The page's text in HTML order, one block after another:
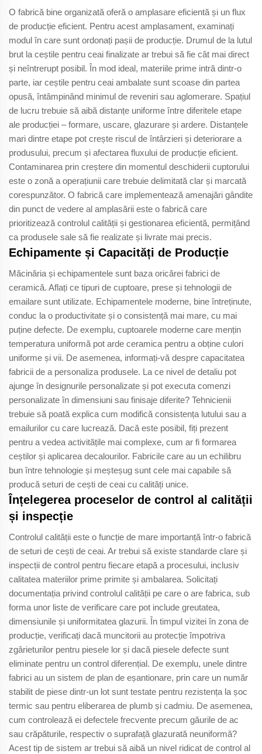
O fabrică bine organizată oferă o amplasare eficientă și un flux
de producție eficient. Pentru acest amplasament, examinați
modul în care sunt ordonați pașii de producție. Drumul de la lutul
brut la ceștile pentru ceai finalizate ar trebui să fie cât mai direct
și neîntrerupt posibil. În mod ideal, materiile prime intră dintr-o
parte, iar ceștile pentru ceai ambalate sunt scoase din partea
opusă, întâmpinând minimul de reveniri sau aglomerare. Spațiul
de lucru trebuie să aibă distanțe uniforme între diferitele etape
ale producției – formare, uscare, glazurare și ardere. Distanțele
mari dintre etape pot crește riscul de întârzieri și deteriorare a
produsului, precum și afectarea fluxului de producție eficient.
Contaminarea prin creștere din momentul deschiderii cuptorului
este o zonă a operațiunii care trebuie delimitată clar și marcată
corespunzător. O fabrică care implementează amenajări gândite
din punct de vedere al amplasării este o fabrică care
prioritizează controlul calității și gestionarea eficientă, permițând
ca produsele sale să fie realizate și livrate mai precis.
Echipamente și Capacități de Producție
Măcinăria și echipamentele sunt baza oricărei fabrici de
ceramică. Aflați ce tipuri de cuptoare, prese și tehnologii de
emailare sunt utilizate. Echipamentele moderne, bine întreținute,
conduc la o productivitate și o consistență mai mare, cu mai
puține defecte. De exemplu, cuptoarele moderne care mențin
temperatura uniformă pot arde ceramica pentru a obține culori
uniforme și vii. De asemenea, informați-vă despre capacitatea
fabricii de a personaliza produsele. La ce nivel de detaliu pot
ajunge în designurile personalizate și pot executa comenzi
personalizate în dimensiuni sau finisaje diferite? Tehnicienii
trebuie să poată explica cum modifică consistența lutului sau a
emailurilor cu care lucrează. Dacă este posibil, fiți prezent
pentru a vedea activitățile mai complexe, cum ar fi formarea
ceștilor și aplicarea decalourilor. Fabricile care au un echilibru
bun între tehnologie și meșteșug sunt cele mai capabile să
producă seturi de cești de ceai cu calități unice.
Înțelegerea proceselor de control al calității
și inspecție
Controlul calității este o funcție de mare importanță într-o fabrică
de seturi de cești de ceai. Ar trebui să existe standarde clare și
inspecții de control pentru fiecare etapă a procesului, inclusiv
calitatea materiilor prime primite și ambalarea. Solicitați
documentația privind controlul calității pe care o are fabrica, sub
forma unor liste de verificare care pot include greutatea,
dimensiunile și uniformitatea glazurii. În timpul vizitei în zona de
producție, verificați dacă muncitorii au protecție împotriva
zgârieturilor pentru piesele lor și dacă piesele defecte sunt
eliminate pentru un control diferențial. De exemplu, unele dintre
fabrici au un sistem de plan de eșantionare, prin care un număr
stabilit de piese dintr-un lot sunt testate pentru rezistența la șoc
termic sau pentru eliberarea de plumb și cadmiu. De asemenea,
cum controlează ei defectele frecvente precum găurile de ac
sau crăpăturile, respectiv o suprafață glazurată neuniformă?
Acest tip de sistem ar trebui să aibă un nivel ridicat de control al